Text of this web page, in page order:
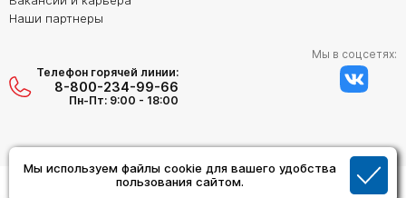
Мы используем файлы cookie для вашего удобства
пользования сайтом.
Наши партнеры
Телефон горячей линии:
8-800-234-99-66
Пн-Пт: 9:00 - 18:00
Мы в соцсетях: